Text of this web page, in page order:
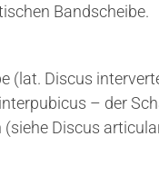
Bandscheibe.
(lat. Discus
– der
Discus